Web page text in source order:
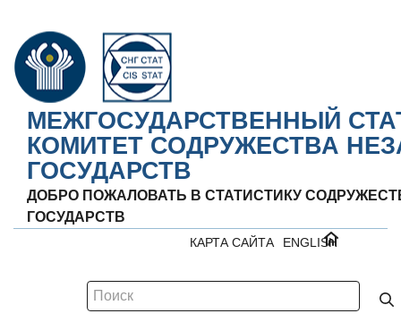
МЕЖГОСУДАРСТВЕННЫЙ
КОМИТЕТ СОДРУЖЕСТВА
ГОСУДАРСТВ
ДОБРО ПОЖАЛОВАТЬ В СТАТИСТИКУ
ГОСУДАРСТВ
ENGLISH
КАРТА САЙТА